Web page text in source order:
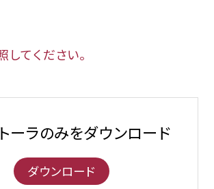
してください。
ーラのみをダウンロード
ダウンロード